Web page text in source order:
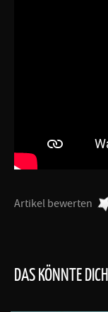
Artikel bewerten
DAS KÖNNTE